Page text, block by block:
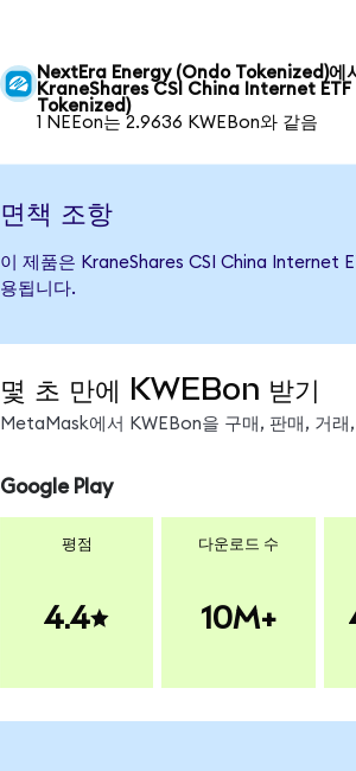
NextEra Energy (Ondo Tokenized)에
KraneShares CSI China Internet
Tokenized)
1 NEEon는 2.9636 KWEBon와 같음
면책 조항
이 제품은 KraneShares CSI China Internet
용됩니다.
몇 초 만에 KWEBon 받기
MetaMask에서 KWEBon을 구매, 판매, 거
Google Play
평점
4.4
다운로드 수
10M+